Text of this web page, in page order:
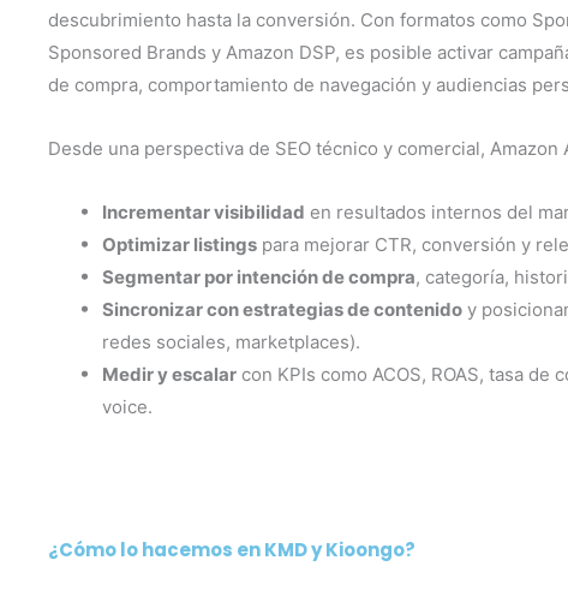
descubrimiento hasta la conversión. Con formatos como
Sponsored Brands y Amazon DSP, es posible activar
de compra, comportamiento de navegación y audiencias
Desde una perspectiva de SEO técnico y comercial, Amazon
Incrementar visibilidad en resultados internos del
Optimizar listings para mejorar CTR, conversión y
Segmentar por intención de compra, categoría,
Sincronizar con estrategias de contenido y
redes sociales, marketplaces).
Medir y escalar con KPIs como ACOS, ROAS, tasa de
voice.
¿Cómo lo hacemos en KMD y Kioongo?